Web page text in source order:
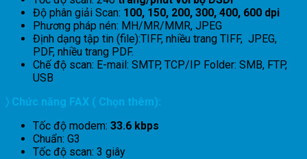
Độ phân giải Scan: 100, 150, 200, 300, 400, 600 dpi
Phương pháp nén: MH/MR/MMR, JPEG
Định dạng tập tin (file):TIFF, nhiều trang TIFF, JPEG,
PDF, nhiều trang PDF.
Chế độ scan: E-mail: SMTP, TCP/IP Folder: SMB, FTP,
USB
〉 Chức năng FAX ( Chọn thêm):
Tốc độ modem: 33.6 kbps
Chuẩn: G3
Tốc độ scan: 3 giây